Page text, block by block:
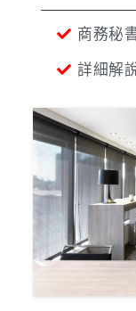
商務秘
詳細解